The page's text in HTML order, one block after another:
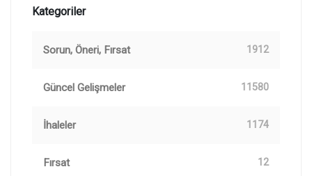
Kategoriler
Sorun, Öneri, Fırsat 1912
Güncel Gelişmeler 11580
İhaleler 1174
Fırsat 12